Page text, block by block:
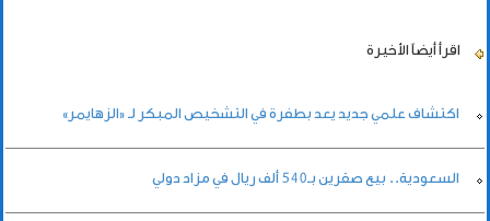
اقرأ أيضاً الأخيرة
اكتشاف علمي جديد يعد بطفرة في التشخيص المبكر لـ «الزهايمر»
السعودية.. بيع صقرين بـ540 ألف ريال في مزاد دولي